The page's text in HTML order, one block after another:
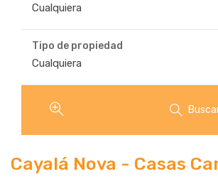
Cualquiera
Estado
Tipo de propiedad
Cualquiera
Tipo
propiedad
Cayalá Nova - Casas